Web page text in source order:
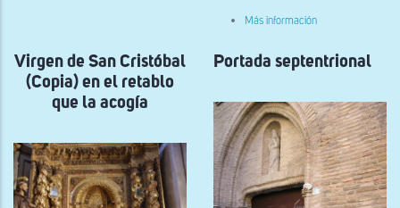
Más información
San
Virgen de San Cristóbal
(Copia) en el retablo
que la acogía
Portada septentrional